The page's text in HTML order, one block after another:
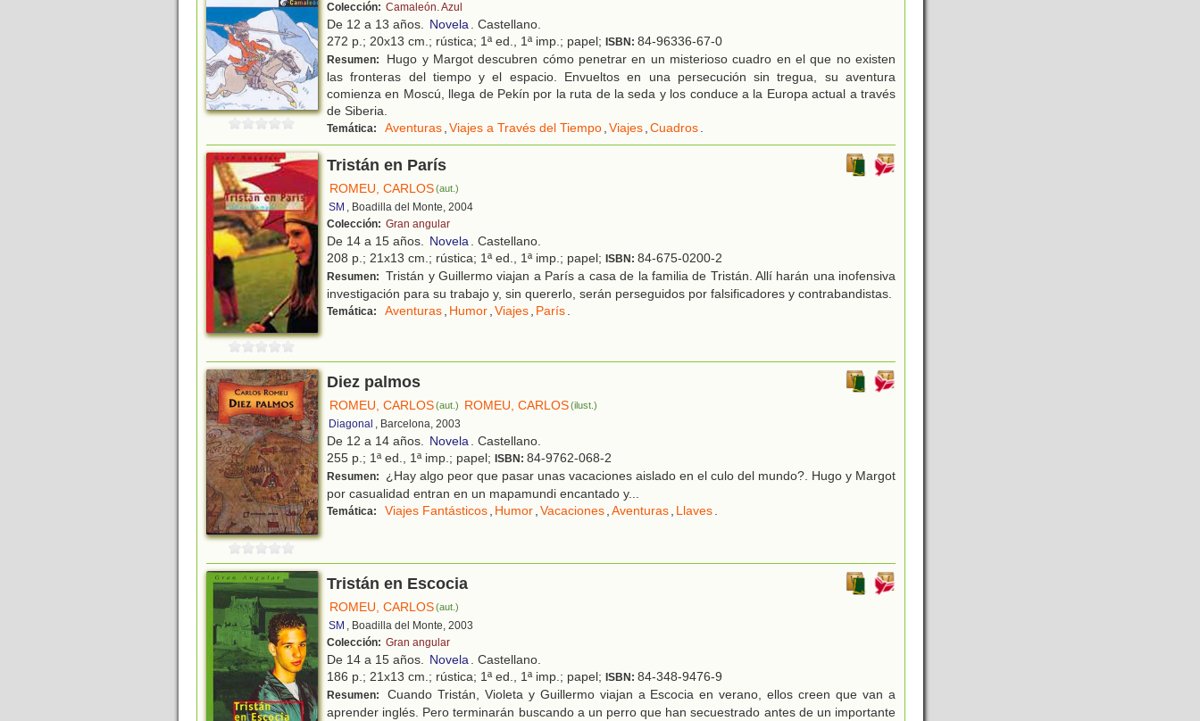
Colección: Camaleón. Azul
De 12 a 13 años. Novela. Castellano.
272 p.; 20x13 cm.; rústica; 1ª ed., 1ª imp.; papel; ISBN: 84-96336-67-0
Resumen:
Hugo y Margot descubren cómo penetrar en un misterioso cuadro en el que no existen
las fronteras del tiempo y el espacio. Envueltos en una persecución sin tregua, su aventura
comienza en Moscú, llega de Pekín por la ruta de la seda y los conduce a la Europa actual a través
de Siberia.
Temática: Aventuras,Viajes a Través del Tiempo,Viajes,Cuadros.
Tristán en París
ROMEU, CARLOS(aut.)
SM , Boadilla del Monte, 2004
Colección: Gran angular
De 14 a 15 años. Novela. Castellano.
208 p.; 21x13 cm.; rústica; 1ª ed., 1ª imp.; papel; ISBN: 84-675-0200-2
Resumen: Tristán y Guillermo viajan a París a casa de la familia de Tristán. Allí harán una inofensiva
investigación para su trabajo y, sin quererlo, serán perseguidos por falsificadores y contrabandistas.
Temática: Aventuras, Humor,Viajes, París.
Diez palmos
ROMEU, CARLOS(aut.) ROMEU, CARLOS(ilust.)
Diagonal , Barcelona, 2003
De 12 a 14 años. Novela
. Castellano.
255 p.; 1ª ed., 1ª imp.; papel; ISBN: 84-9762-068-2
Resumen:
¿Hay algo peor que pasar unas vacaciones aislado en el culo del mundo?. Hugo y Margot
por casualidad entran en un mapamundi encantado y...
Temática: Viajes Fantásticos Humor Vacaciones Aventuras Llaves
Tristán en Escocia
ROMEU, CARLOS(aut.)
SM , Boadilla del Monte, 2003
Colección: Gran angular
De 14 a 15 años. Novela. Castellano.
186 p.; 21x13 cm.; rústica; 1ª ed., 1ª imp.; papel; ISBN: 84-348-9476-9
Resumen:
Cuando Tristán, Violeta y Guillermo viajan a Escocia en verano, ellos creen que van a
aprender inglés. Pero terminarán buscando a un perro que han secuestrado antes de un importante